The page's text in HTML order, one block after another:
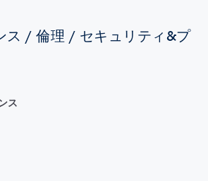
ス / 倫理 / セキュリティ&プ
ス